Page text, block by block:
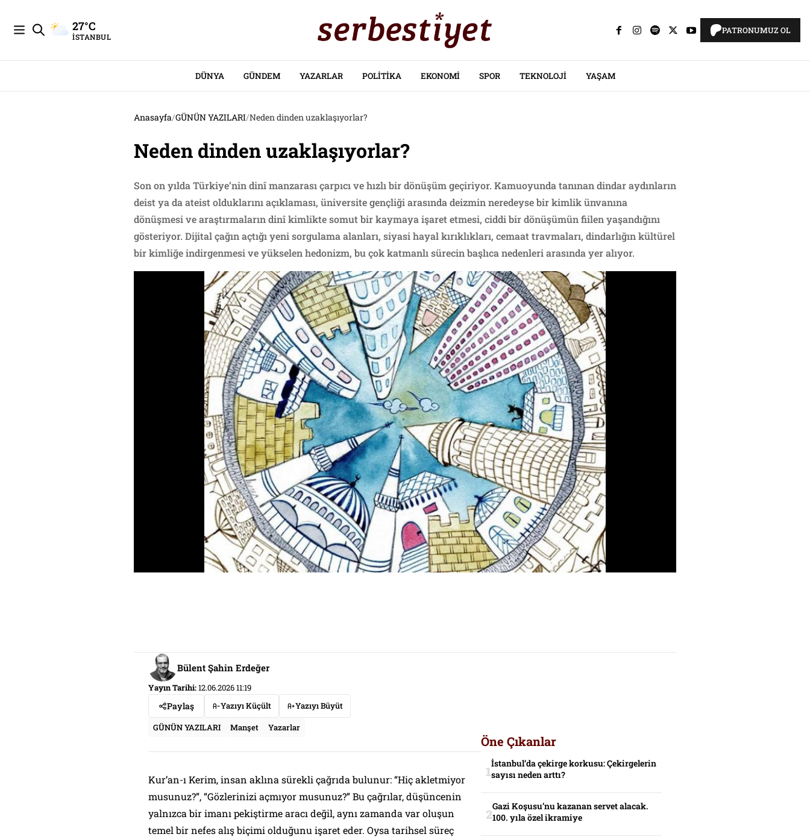
27°C
İSTANBUL
PATRONUMUZ OL
DÜNYA GÜNDEM YAZARLAR POLITIKA EKONOMI SPOR TEKNOLOJI YAŞAM
Anasayfa/GÜNÜN YAZILARI/Neden dinden uzaklaşıyorlar?
Neden dinden uzaklaşıyorlar?
Son on yılda Türkiye’nin dinî manzarası çarpıcı ve hızlı bir dönüşüm geçiriyor. Kamuoyunda tanınan dindar aydınların
deist ya da ateist olduklarını açıklaması, üniversite gençliği arasında deizmin neredeyse bir kimlik ünvanına
dönüşmesi ve araştırmaların dinî kimlikte somut bir kaymaya işaret etmesi, ciddi bir dönüşümün fiilen yaşandığını
gösteriyor. Dijital çağın açtığı yeni sorgulama alanları, siyasi hayal kırıklıkları, cemaat travmaları, dindarlığın kültürel
bir kimliğe indirgenmesi ve yükselen hedonizm, bu çok katmanlı sürecin başlıca nedenleri arasında yer alıyor.
Bülent Şahin Erdeğer
Yayın Tarihi:12.06.2026 11:19
Paylaş Yazıyı Küçült
Yazıyı Büyüt
GÜNÜN YAZILARI
Manşet Yazarlar
Kur’an-ı Kerim, insan aklına sürekli çağrıda bulunur: “Hiç akletmiyor
musunuz?”, “Gözlerinizi açmıyor musunuz?” Bu çağrılar, düşüncenin
yalnızca bir imanı pekiştirme aracı değil, aynı zamanda var oluşun
temel bir nefes alış biçimi olduğunu işaret eder. Oysa tarihsel süreç
Öne Çıkanlar
İstanbul’da çekirge korkusu: Çekirgelerin
sayısı neden arttı?
Gazi Koşusu’nu kazanan servet alacak.
100. yıla özel ikramiye